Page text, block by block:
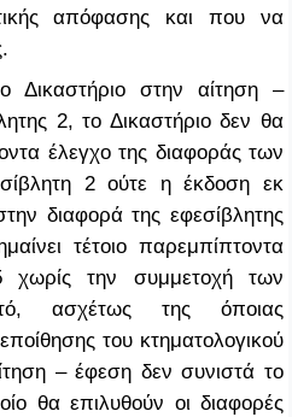
απόφασης και που να
Δικαστήριο στην αίτηση –
2, το Δικαστήριο δεν θα
έλεγχο της διαφοράς των
2 ούτε η έκδοση εκ
διαφορά της εφεσίβλητης
τέτοιο παρεμπίπτοντα
χωρίς την συμμετοχή των
ασχέτως της όποιας
του κτηματολογικού
– έφεση δεν συνιστά το
θα επιλυθούν οι διαφορές